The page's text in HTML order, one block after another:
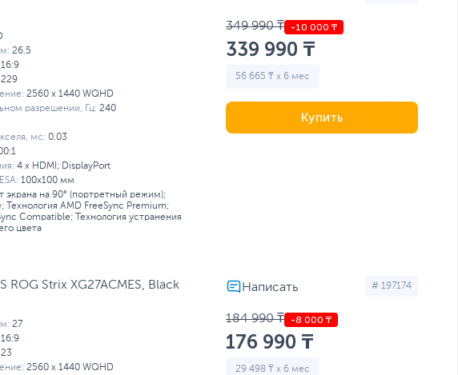
26.5
16:9
2560 x 1440 WQHD
разрешении, Гц: 240
мс: 0.03
4 x HDMI; DisplayPort
100x100 мм
экрана на 90° (портретный режим);
Технология AMD FreeSync Premium;
Compatible; Технология устранения
цвета
349 990 ₸
339 990 ₸
56 665 ₸ x 6 мес
Купить
ROG Strix XG27ACMES, Black
27
16:9
2560 x 1440 WQHD
# 197174
184 990 ₸
176 990 ₸
29 498 ₸ x 6 мес